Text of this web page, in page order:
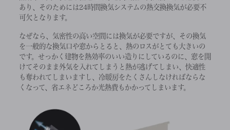
あり、そのためには24時間換気システムの熱交換換気が必要不
可欠となります。
なぜなら、気密性の高い空間には換気が必要ですが、その換気
を一般的な換気口や窓からとると、熱のロスがとても大きいの
です。せっかく建物を熱効率のいい造りにしているのに、窓を開
けてそのまま外気を入れてしまうと熱が逃げてしまい、快適性
も奪われてしまいますし、冷暖房をたくさんしなければならな
くなって、省エネどころか光熱費もかかってしまいます。